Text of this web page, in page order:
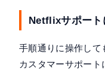
Netflixサポート
手順通りに操作して
カスタマーサポート